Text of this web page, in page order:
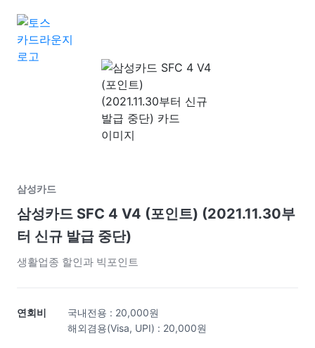
삼성카드
삼성카드 SFC 4 V4 (포인트) (2021.11.30부
터 신규 발급 중단)
생활업종 할인과 빅포인트
연회비
국내전용 : 20,000원
해외겸용(Visa, UPI) : 20,000원